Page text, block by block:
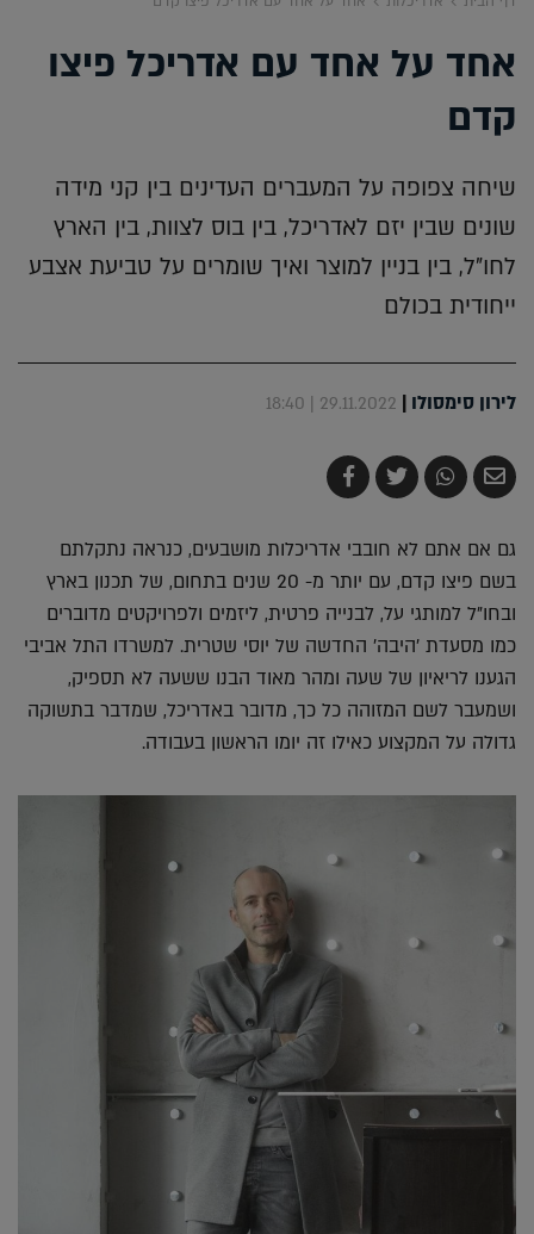
אחד על אחד עם אדריכל פיצו
קדם
שיחה צפופה על המעברים העדינים בין קני מידה
שונים שבין יזם לאדריכל, בין בוס לצוות, בין הארץ
לחו"ל, בין בניין למוצר ואיך שומרים על טביעת אצבע
ייחודית בכולם
לירון סימסולו |
29.11.2022 | 18:40
שלח
בדואר
שתף
ב-
צייץ
ב-
שתף
ב-
גם אם אתם לא חובבי אדריכלות מושבעים, כנראה נתקלתם
בשם פיצו קדם, עם יותר מ- 20 שנים בתחום, של תכנון בארץ
ובחו"ל למותגי על, לבנייה פרטית, ליזמים ולפרויקטים מדוברים
כמו מסעדת 'היבה' החדשה של יוסי שטרית. למשרדו התל אביבי
הגענו לריאיון של שעה ומהר מאוד הבנו ששעה לא תספיק,
ושמעבר לשם המזוהה כל כך, מדובר באדריכל, שמדבר בתשוקה
גדולה על המקצוע כאילו זה יומו הראשון בעבודה.